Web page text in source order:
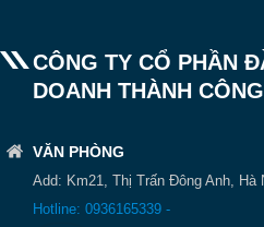
CÔNG TY CỔ PHẦN
DOANH THÀNH CÔNG
VĂN PHÒNG
Add: Km21, Thị Trấn Đông Anh, Hà
Hotline: 0936165339 -